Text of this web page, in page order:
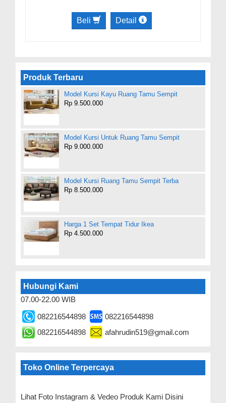
Beli Detail
Produk Terbaru
Model Kursi Kayu Ruang Tamu Sempit
Rp 9.500.000
Model Kursi Untuk Ruang Tamu Sempit
Rp 9.000.000
Model Kursi Ruang Tamu Sempit Terba
Rp 8.500.000
Harga 1 Set Tempat Tidur Ikea
Rp 4.500.000
Hubungi Kami
07.00-22.00 WIB
082216544898
082216544898
082216544898
afahrudin519@gmail.com
Toko Online Terpercaya
Lihat Foto Instagram & Vedeo Produk Kami Disini